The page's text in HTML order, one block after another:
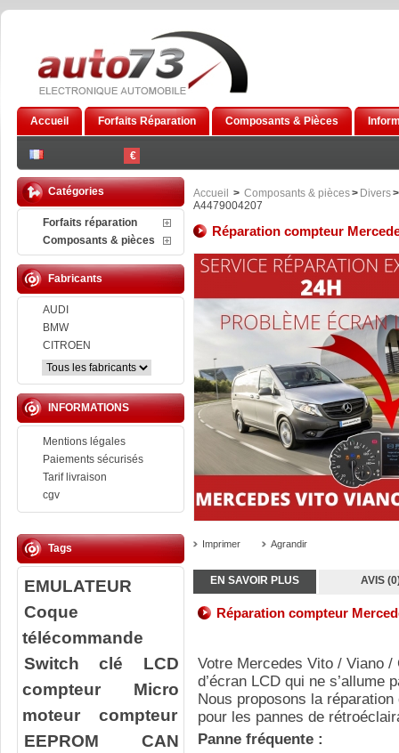
€
Accueil Forfaits Réparation Composants & Pièces
Catégories
Forfaits réparation
Composants & pièces
Fabricants
AUDI
BMW
CITROEN
INFORMATIONS
Mentions légales
Paiements sécurisés
Tarif livraison
cgv
Tags
EMULATEUR
Coque
télécommande
Switch clé
LCD
compteur
Micro
moteur compteur
EEPROM
CAN
Accueil > Composants & pièces> Divers>
A4479004207
Réparation compteur
Imprimer Agrandir
EN SAVOIR PLUS AVIS
Réparation compteur
Votre Mercedes Vito / Viano /
d’écran LCD qui ne s’allume
Nous proposons la
pour les pannes de
Panne fréquente :